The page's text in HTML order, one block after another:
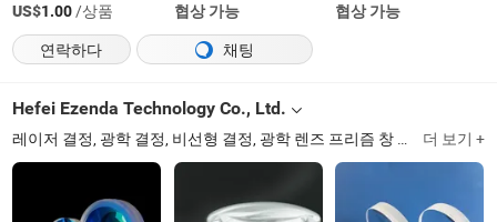
US$1.00/상품 협상 가능
협상 가능
연락하다
채팅
Hefei Ezenda Technology Co., Ltd.
레이저 결정, 광학 결정, 비선형 결정, 광학 렌즈 프리즘 창 거울, F-세타 렌즈 / 빔 확장기, 광학 모듈 더 보기 +